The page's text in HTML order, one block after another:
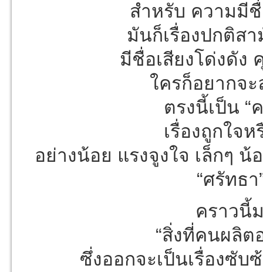
สำหรับ ความมี
มันก็เรื่องปกติส
มีชื่อเสียงโด่งดั
ใครก็อยากจ
ตรงนี้เป็น “
เรื่องถูกใจ
อย่างน้อย แรงจูงใจ เล็กๆ
“ศรัทธ
คราวนี้
“สิ่งที่คนผลิต
ซึ่งออกจะเป็นเรื่องซั